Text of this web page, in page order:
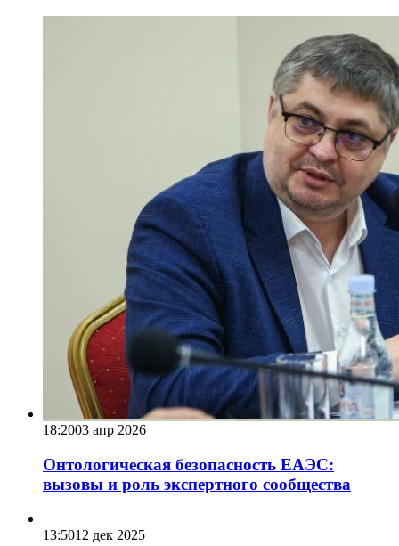
18:2003 апр 2026
Онтологическая безопасность ЕАЭС:
вызовы и роль экспертного сообщества
13:5012 дек 2025